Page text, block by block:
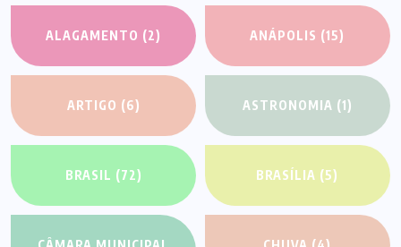
ALAGAMENTO (2) ANÁPOLIS (15)
ARTIGO (6) ASTRONOMIA (1)
BRASIL (72) BRASÍLIA (5)